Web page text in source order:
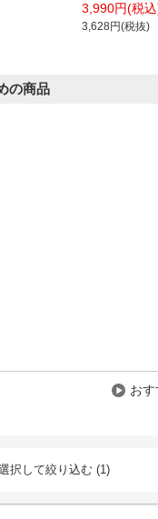
3,990円(税
3,628円(税抜)
の商品
お
択して絞り込む (1)